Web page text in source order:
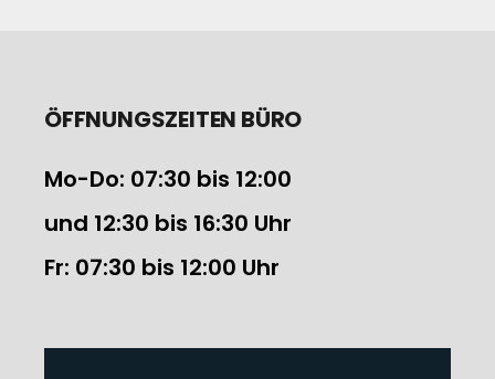
ÖFFNUNGSZEITEN BÜRO
Mo-Do: 07:30 bis 12:00
und 12:30 bis 16:30 Uhr
Fr: 07:30 bis 12:00 Uhr